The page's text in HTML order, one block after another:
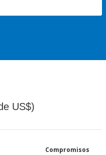
US$)
Compromisos